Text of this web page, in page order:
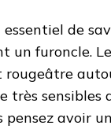
de
un furoncle.
très sensibles
pensez avoir